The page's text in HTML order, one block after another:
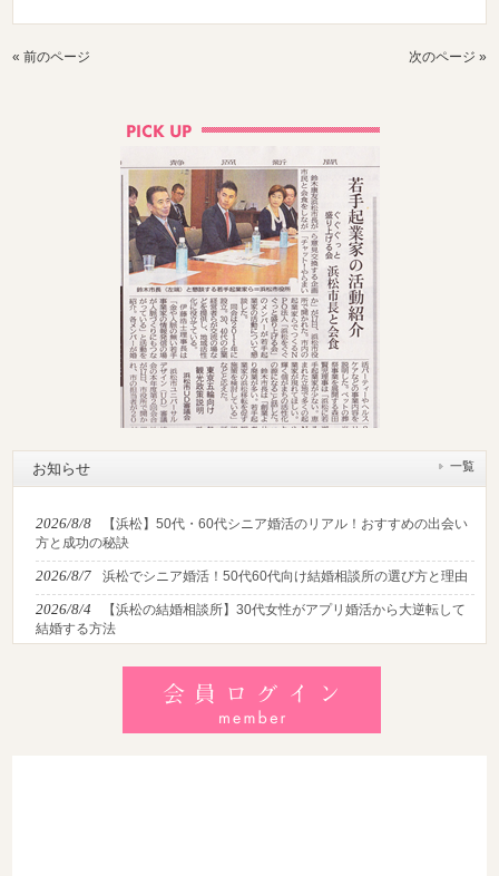
« 前のページ 次のページ »
お知らせ 一覧
2026/8/8
【浜松】50代・60代シニア婚活のリアル！おすすめの出会い
方と成功の秘訣
2026/8/7 浜松でシニア婚活！50代60代向け結婚相談所の選び方と理由
2026/8/4
【浜松の結婚相談所】30代女性がアプリ婚活から大逆転して
結婚する方法
しいデートの服装・スポット徹底解説
【浜松】アラフォー男性が婚活で無双する3つの戦略！30代
後半・40代からの大人の成婚術